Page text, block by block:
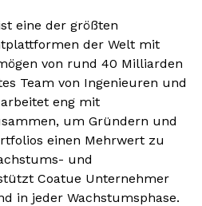
eine der größten
der Welt mit
von rund 40 Milliarden
Team von Ingenieuren und
eng mit
um Gründern und
einen Mehrwert zu
und
Coatue Unternehmer
in jeder Wachstumsphase.